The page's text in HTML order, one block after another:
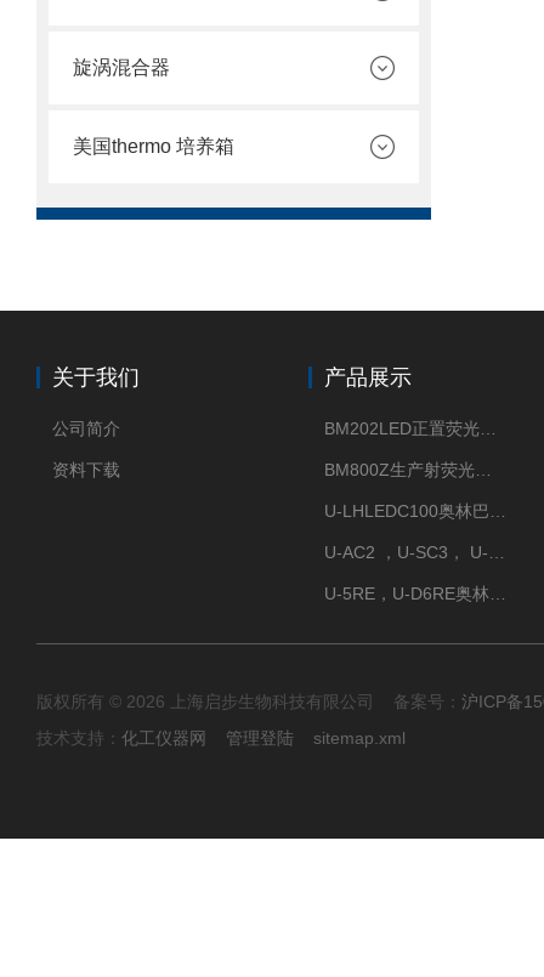
旋涡混合器
美国thermo 培养箱
关于我们
公司简介
资料下载
产品展示
版权所有 © 2026 上海启步生物科技有限公司 备案号： 沪ICP备
技术支持： 化工仪器网 管理登陆 sitemap.xml